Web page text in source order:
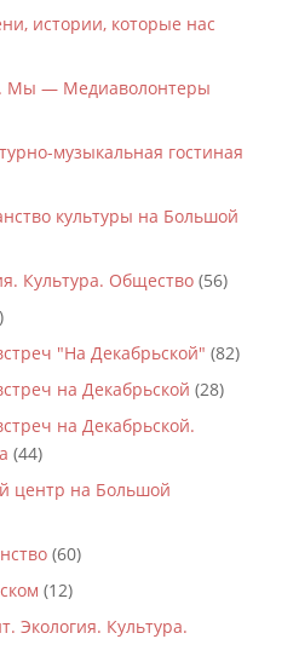
истории, которые нас
Мы — Медиаволонтеры
музыкальная гостиная
культуры на Большой
Культура. Общество(56)
"На Декабрьской" (82)
на Декабрьской (28)
на Декабрьской.
(44)
центр на Большой
(60)
(12)
Экология. Культура.